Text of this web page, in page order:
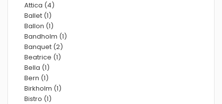
Attica (4)
Ballet (1)
Ballon (1)
Bandholm (1)
Banquet (2)
Beatrice (1)
Bella (1)
Bern (1)
Birkholm (1)
Bistro (1)